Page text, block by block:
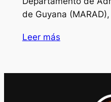
de Guyana
Leer más